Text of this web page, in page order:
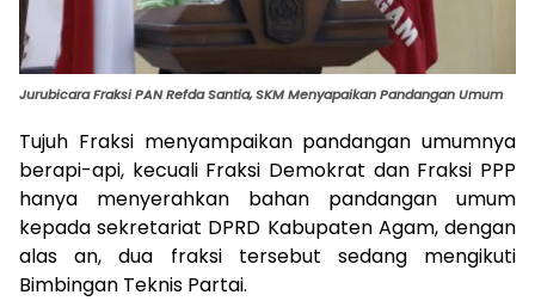
Jurubicara Fraksi PAN Refda Santia, SKM Menyapaikan Pandangan Umum
Tujuh Fraksi menyampaikan pandangan umumnya
berapi-api, kecuali Fraksi Demokrat dan Fraksi PPP
hanya menyerahkan bahan pandangan umum
kepada sekretariat DPRD Kabupaten Agam, dengan
alas an, dua fraksi tersebut sedang mengikuti
Bimbingan Teknis Partai.